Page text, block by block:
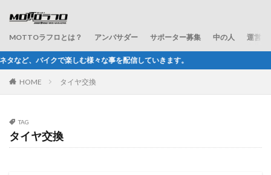
MOTTOラフロとは？ アンバサダー サポーター募集 中の人 運営会
々な事を配信していきます。
HOME タイヤ交換
TAG
タイヤ交換